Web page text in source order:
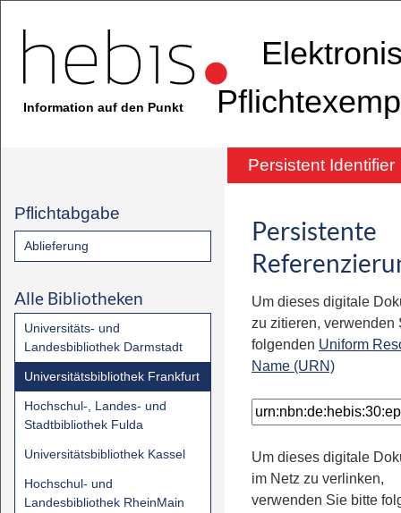
Information auf den Punkt
Persistent Identifier
Pflichtabgabe
Ablieferung
Alle Bibliotheken
Universitäts- und
Landesbibliothek Darmstadt
Universitätsbibliothek Frankfurt
Hochschul-, Landes- und
Stadtbibliothek Fulda
Universitätsbibliothek Kassel
Hochschul- und
Landesbibliothek RheinMain
Persistente
Um dieses digitale
zu zitieren, verwenden
folgenden Uniform
Name (URN)
Um dieses digitale
im Netz zu verlinken,
verwenden Sie bitte